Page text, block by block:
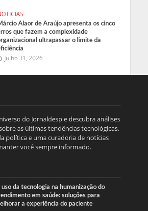
Alaor de Araújo apresenta os cinco
que fazem a complexidade
ultrapassar o limite da
julho 31, 2026
do Jornaldesp e descubra análises
as últimas tendências tecnológicas,
política e uma curadoria de notícias
você sempre informado.
uso da tecnologia na humanização do
em saúde: soluções para
a experiência do paciente